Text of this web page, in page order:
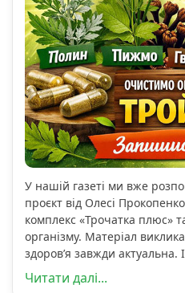
У нашій газеті ми вже
проєкт від Олесі
комплекс «Трочатка плюс»
організму. Матеріал
здоров’я завжди
Читати далі...